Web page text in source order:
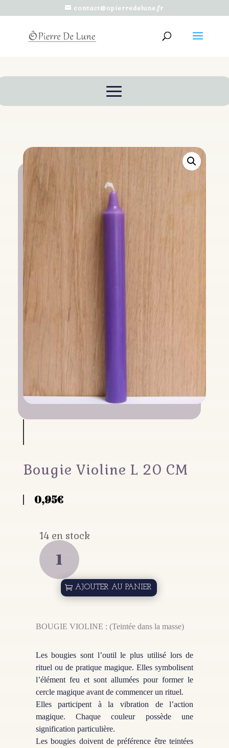
contact@opierredelune.fr
Bougie Violine L 20 CM
0,95€
14 en stock
QUANTITÉ
DE
BOUGIE
VIOLINE
AJOUTER AU PANIER
BOUGIE VIOLINE : (Teintée dans la masse)
Les bougies sont l’outil le plus utilisé lors de
rituel ou de pratique magique. Elles symbolisent
l’élément feu et sont allumées pour former le
cercle magique avant de commencer un rituel.
Elles participent à la vibration de l’action
magique. Chaque couleur possède une
signification particulière.
Les bougies doivent de préférence être teintées